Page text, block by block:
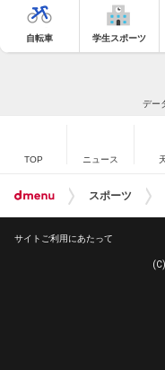
自転車 学生スポーツ
デー
TOP ニュース
スポーツ
サイトご利用にあたって